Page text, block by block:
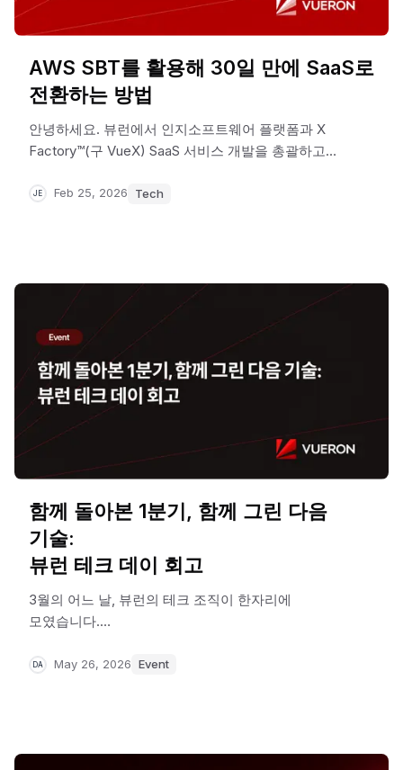
AWS SBT를 활용해 30일 만에 SaaS로
전환하는 방법
안녕하세요. 뷰런에서 인지소프트웨어 플랫폼과 X
Factory™(구 VueX) SaaS 서비스 개발을 총괄하고
블록체인 등 다양한 플랫폼의 설계와 개발을
이번 글에서는 AWS SBT를 활용해 30일 만에 뷰엑스
서비스가 SaaS 모델로 전환된 구체적 방법과 단계별
과정을 단계별로 설명합니다.
JE Feb 25, 2026 Tech
함께 돌아본 1분기, 함께 그린 다음
기술:
뷰런 테크 데이 회고
3월의 어느 날, 뷰런의 테크 조직이 한자리에
모였습니다.
시행착오, 그리고 더 나은 방향을 향한 아이디어를
DA May 26, 2026 Event